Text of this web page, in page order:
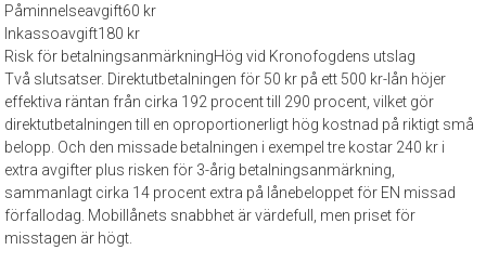
Påminnelseavgift60 kr
Inkassoavgift180 kr
Risk för betalningsanmärkningHög vid Kronofogdens utslag
Två slutsatser. Direktutbetalningen för 50 kr på ett 500 kr-lån höjer
effektiva räntan från cirka 192 procent till 290 procent, vilket gör
direktutbetalningen till en oproportionerligt hög kostnad på riktigt små
belopp. Och den missade betalningen i exempel tre kostar 240 kr i
extra avgifter plus risken för 3-årig betalningsanmärkning,
sammanlagt cirka 14 procent extra på lånebeloppet för EN missad
förfallodag. Mobillånets snabbhet är värdefull, men priset för
misstagen är högt.